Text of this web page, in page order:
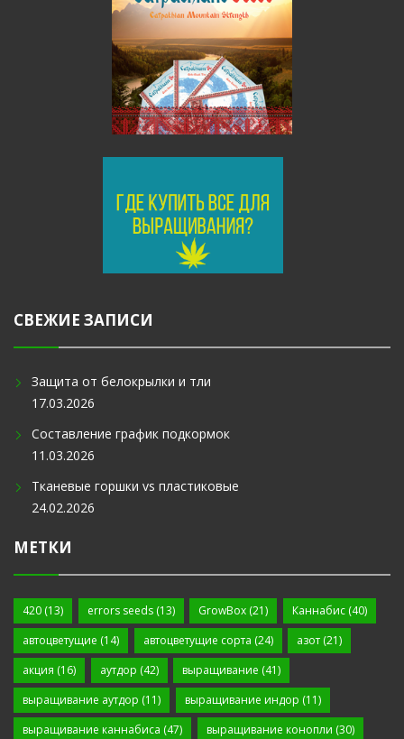
СВЕЖИЕ ЗАПИСИ
Защита от белокрылки и тли
17.03.2026
Составление график подкормок
11.03.2026
Тканевые горшки vs пластиковые
24.02.2026
МЕТКИ
420 (13) errors seeds(13) GrowBox (21) Каннабис(40)
автоцветущие (14) автоцветущие сорта (24) азот (21)
акция (16) аутдор (42) выращивание (41)
выращивание аутдор (11) выращивание индор (11)
выращивание каннабиса (47) выращивание конопли (30)